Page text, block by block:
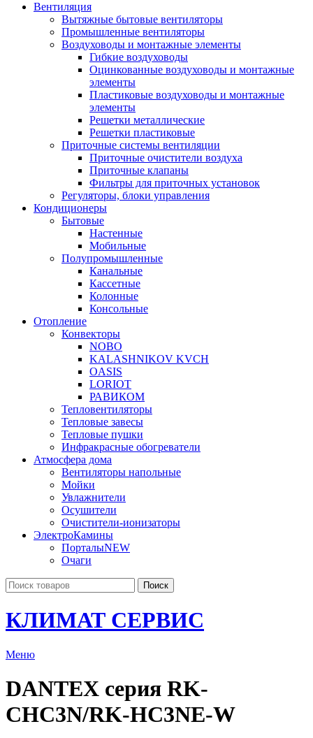
Вентиляция
Вытяжные бытовые вентиляторы
Промышленные вентиляторы
Воздуховоды и монтажные элементы
Гибкие воздуховоды
Оцинкованные воздуховоды и монтажные
элементы
Пластиковые воздуховоды и монтажные
элементы
Решетки металлические
Решетки пластиковые
Приточные системы вентиляции
Приточные очистители воздуха
Приточные клапаны
Фильтры для приточных установок
Регуляторы, блоки управления
Кондиционеры
Бытовые
Настенные
Мобильные
Полупромышленные
Канальные
Кассетные
Колонные
Консольные
Отопление
Конвекторы
NOBO
KALASHNIKOV KVCH
OASIS
LORIOT
РАВИКОМ
Тепловентиляторы
Тепловые завесы
Тепловые пушки
Инфракрасные обогреватели
Атмосфера дома
Вентиляторы напольные
Мойки
Увлажнители
Осушители
Очистители-ионизаторы
ЭлектроКамины
ПорталыNEW
Очаги
Поиск
КЛИМАТ СЕРВИС
Меню
DANTEX cерия RK-
CHC3N/RK-HC3NE-W